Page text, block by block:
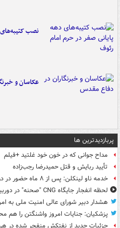
نصب
عکاسان و
پربازدیدترین ها
مداح جوانی که در خون خود غلتید +فیلم
تأیید ربایش و قتل حمیدرضا رجب‌زاده
خدمه ناو لینکلن: پس از ۸ ماه حضور در دریا خسته و درمانده‌ شدیم
لحظه انفجار جایگاه CNG "صحنه" در دوربین مداربسته
هشدار دبیر شورای عالی امنیت ملی به
پزشکیان: جنایات امروز واشنگتن را هم
جزئیات جدید از نفتکش منفجر شده در